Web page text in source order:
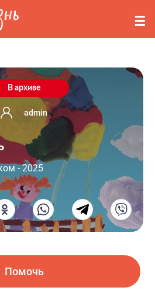
События
О нас
Вопросы
Войти
Регистрация
В архиве
admin
- 2025
Помочь